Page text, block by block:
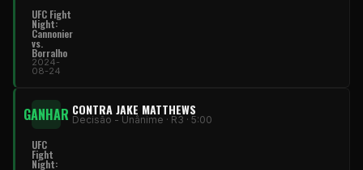
UFC Fight
Night:
Cannonier
vs.
Borralho
2024-
08-24
GANHAR CONTRA JAKE MATTHEWS
Decisão - Unânime · R3 · 5:00
UFC
Fight
Night: